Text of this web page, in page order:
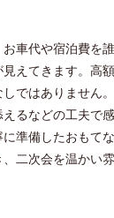
車代や宿泊費を
えてきます。高
ではありません
るなどの工夫で
準備したおもて
二次会を温かい